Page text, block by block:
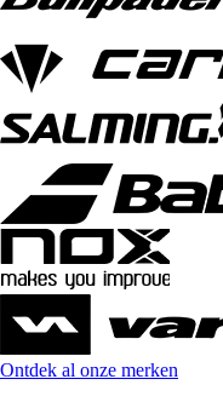
Ontdek al onze merken